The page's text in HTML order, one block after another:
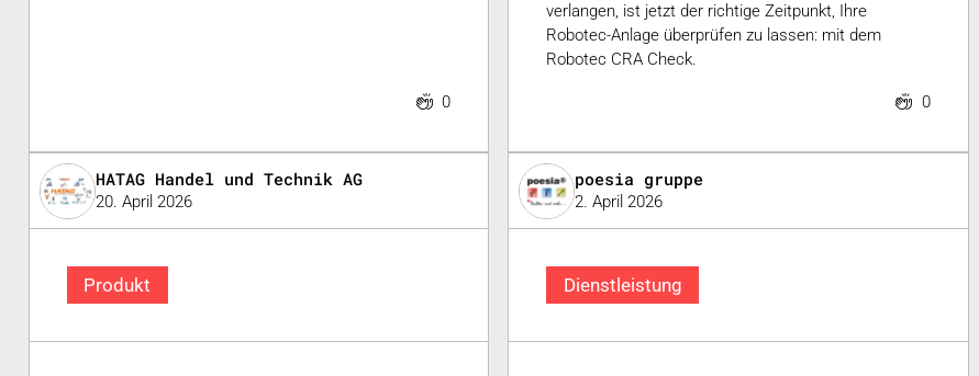
0
verlangen, ist jetzt der richtige Zeitpunkt, Ihre
Robotec-Anlage überprüfen zu lassen: mit dem
Robotec CRA Check.
0
HATAG Handel und Technik AG
20. April 2026
Produkt
poesia gruppe
2. April 2026
Dienstleistung